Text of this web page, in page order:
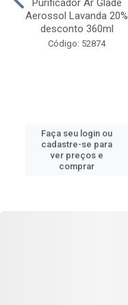
Purificador Ar Glade
Aerossol Lavanda 20%
desconto 360ml
Código: 52874
Faça seu login ou
cadastre-se para
ver preços e
comprar